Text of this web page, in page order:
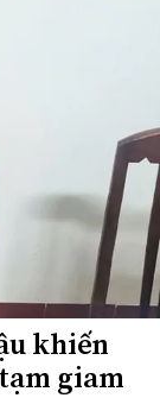
khiến
giam